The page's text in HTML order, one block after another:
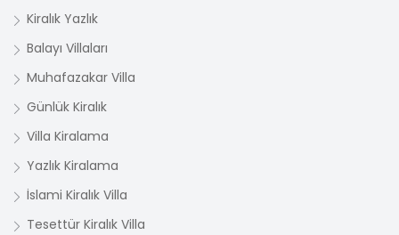
Kiralık Yazlık
Balayı Villaları
Muhafazakar Villa
Günlük Kiralık
Villa Kiralama
Yazlık Kiralama
İslami Kiralık Villa
Tesettür Kiralık Villa